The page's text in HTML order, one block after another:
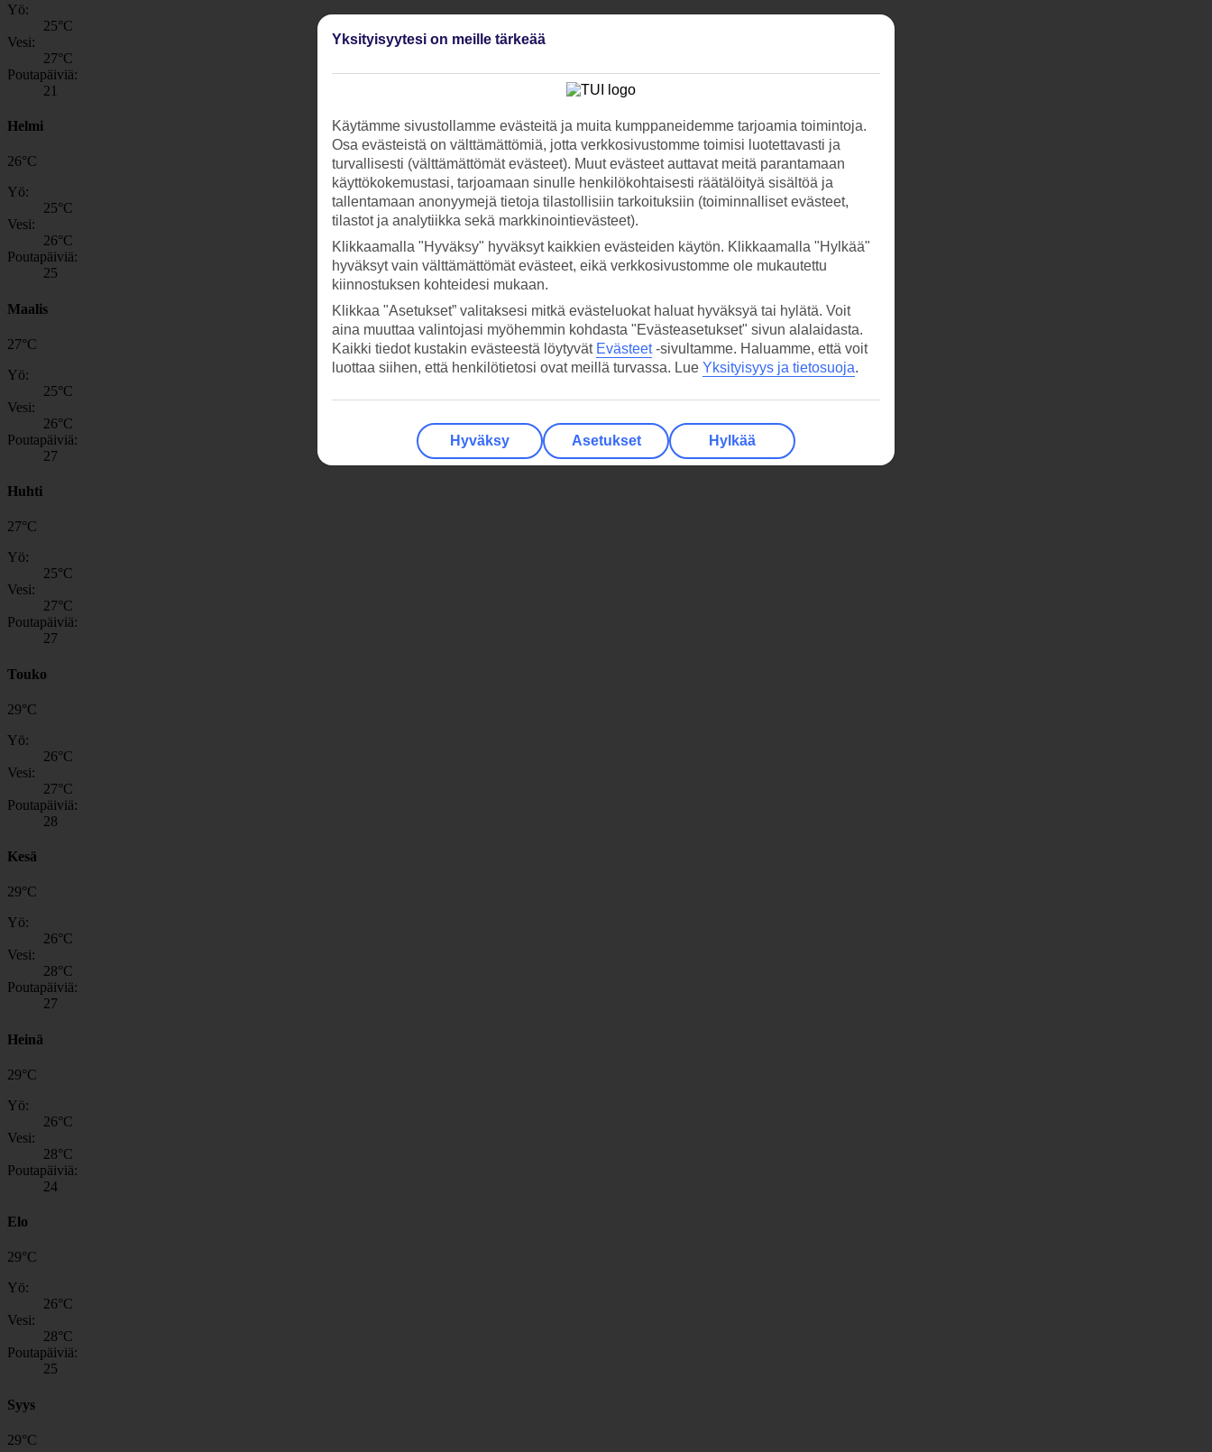
Yö:
25°C
Vesi:
27°C
Poutapäiviä:
21
Helmi
26°C
Yö:
25°C
Vesi:
26°C
Poutapäiviä:
25
Maalis
27°C
Yö:
25°C
Vesi:
26°C
Poutapäiviä:
27
Huhti
27°C
Yö:
25°C
Vesi:
27°C
Poutapäiviä:
27
Touko
29°C
Yö:
26°C
Vesi:
27°C
Poutapäiviä:
28
Kesä
29°C
Yö:
26°C
Vesi:
28°C
Poutapäiviä:
27
Heinä
29°C
Yö:
26°C
Vesi:
28°C
Poutapäiviä:
24
Elo
29°C
Yö:
26°C
Vesi:
28°C
Poutapäiviä:
25
Syys
29°C
Yksityisyytesi on meille tärkeää
Käytämme sivustollamme evästeitä ja muita kumppaneidemme tarjoamia toimintoja.
Osa evästeistä on välttämättömiä, jotta verkkosivustomme toimisi luotettavasti ja
turvallisesti (välttämättömät evästeet). Muut evästeet auttavat meitä parantamaan
käyttökokemustasi, tarjoamaan sinulle henkilökohtaisesti räätälöityä sisältöä ja
tallentamaan anonyymejä tietoja tilastollisiin tarkoituksiin (toiminnalliset evästeet,
tilastot ja analytiikka sekä markkinointievästeet).
Klikkaamalla "Hyväksy" hyväksyt kaikkien evästeiden käytön. Klikkaamalla "Hylkää"
hyväksyt vain välttämättömät evästeet, eikä verkkosivustomme ole mukautettu
kiinnostuksen kohteidesi mukaan.
Klikkaa "Asetukset” valitaksesi mitkä evästeluokat haluat hyväksyä tai hylätä. Voit
aina muuttaa valintojasi myöhemmin kohdasta "Evästeasetukset" sivun alalaidasta.
Kaikki tiedot kustakin evästeestä löytyvät Evästeet-sivultamme. Haluamme, että voit
luottaa siihen, että henkilötietosi ovat meillä turvassa. Lue Yksityisyys ja tietosuoja.
Hyväksy Asetukset Hylkää